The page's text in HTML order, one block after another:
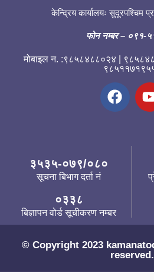
केन्द्रिय कार्यालयः सुदूरपश्चिम
फोन नम्बर– ०९१-
मोबाइल न. :९८५८४८८०२४ |
९८५११७१९५५
३५३५-०७९/०८०
सूचना बिभाग दर्ता नं
०३३८
बिज्ञापन वोर्ड सूचीकरण नम्बर
© Copyright 2023
reserved.